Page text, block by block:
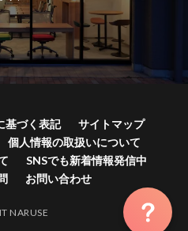
基づく表記
サイトマップ
個人情報の取扱いについて
SNSでも新着情報発信中
お問い合わせ
NARUSE